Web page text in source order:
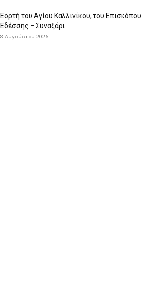
Εορτή του Αγίου Καλλινίκου, του Επισκόπου
Εδέσσης – Συναξάρι
8 Αυγούστου 2026